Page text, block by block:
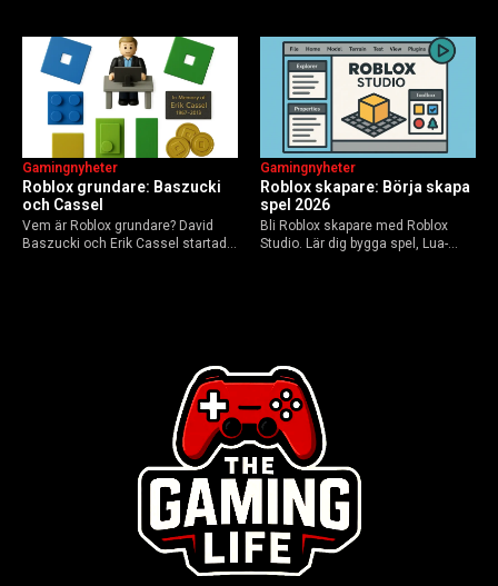
AI-drivna innovationer.
Roblox grundare: Baszucki
och Cassel
Gamingnyheter
Vem är Roblox grundare? David
Baszucki och Erik Cassel startade
Roblox skapare: Börja skapa
spel 2026
Gamingnyheter
Bli Roblox skapare med Roblox
Studio. Lär dig bygga spel, Lua-